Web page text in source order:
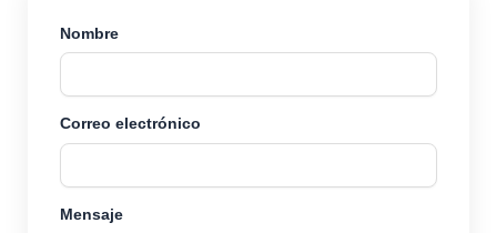
Nombre
Correo electrónico
Mensaje